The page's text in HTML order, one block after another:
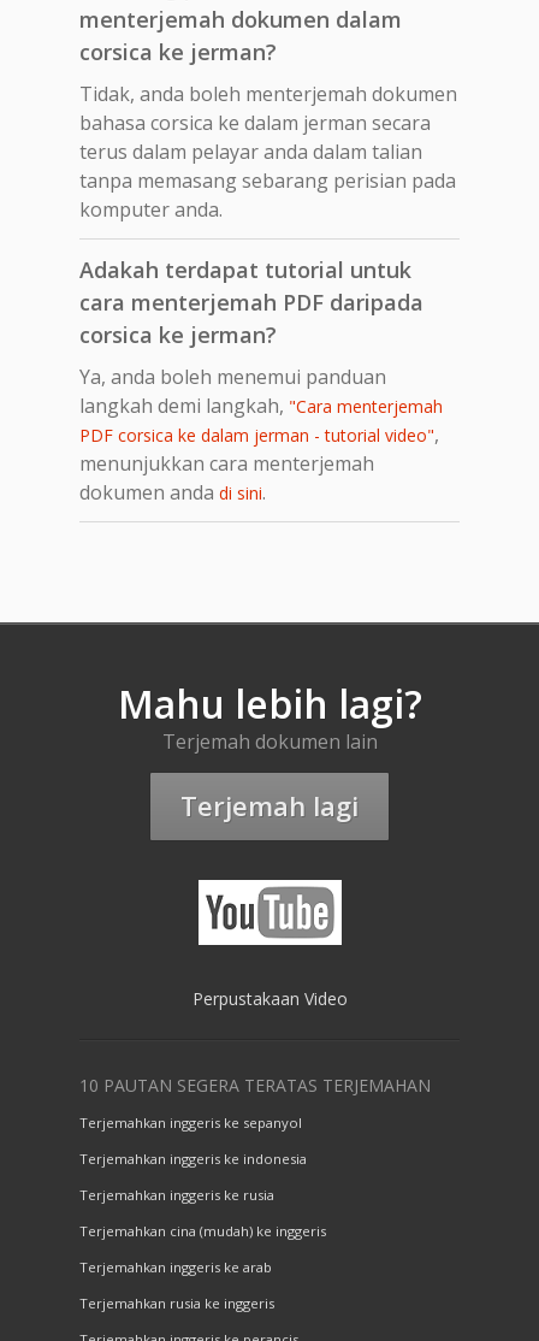
menterjemah dokumen dalam
corsica ke jerman?
Tidak, anda boleh menterjemah dokumen
bahasa corsica ke dalam jerman secara
terus dalam pelayar anda dalam talian
tanpa memasang sebarang perisian pada
komputer anda.
Adakah terdapat tutorial untuk
cara menterjemah PDF daripada
corsica ke jerman?
Ya, anda boleh menemui panduan
langkah demi langkah, "Cara menterjemah
PDF corsica ke dalam jerman - tutorial video",
menunjukkan cara menterjemah
dokumen anda di sini.
Mahu lebih lagi?
Terjemah dokumen lain
Terjemah lagi
Perpustakaan Video
10 PAUTAN SEGERA TERATAS TERJEMAHAN
Terjemahkan inggeris ke sepanyol
Terjemahkan inggeris ke indonesia
Terjemahkan inggeris ke rusia
Terjemahkan cina (mudah) ke inggeris
Terjemahkan inggeris ke arab
Terjemahkan rusia ke inggeris